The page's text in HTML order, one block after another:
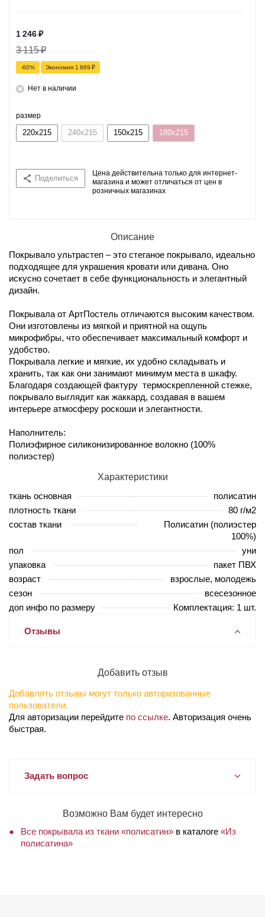
1 246₽
3 115₽
-60% Экономия 1 869 ₽
Нет в наличии
размер
220x215 240x215 150x215 180x215
Поделиться
Цена действительна только для интернет-
магазина и может отличаться от цен в
розничных магазинах
Описание
Покрывало ультрастеп – это стеганое покрывало, идеально
подходящее для украшения кровати или дивана. Оно
искусно сочетает в себе функциональность и элегантный
дизайн.
Покрывала от АртПостель отличаются высоким качеством.
Они изготовлены из мягкой и приятной на ощупь
микрофибры, что обеспечивает максимальный комфорт и
удобство.
Покрывала легкие и мягкие, их удобно складывать и
хранить, так как они занимают минимум места в шкафу.
Благодаря создающей фактуру термоскрепленной стежке,
покрывало выглядит как жаккард, создавая в вашем
интерьере атмосферу роскоши и элегантности.
Наполнитель:
Полиэфирное силиконизированное волокно (100%
полиэстер)
Характеристики
ткань основная
полисатин
плотность ткани
80 г/м2
состав ткани
Полисатин (полиэстер
100%)
пол
уни
упаковка
пакет ПВХ
возраст
взрослые, молодежь
сезон
всесезонное
доп инфо по размеру
Комплектация: 1 шт.
Отзывы
Добавить отзыв
Добавлять отзывы могут только авторизованные
пользователи.
Для авторизации перейдите по ссылке. Авторизация очень
быстрая.
Задать вопрос
Возможно Вам будет интересно
Все покрывала из ткани «полисатин» в каталоге «Из
полисатина»